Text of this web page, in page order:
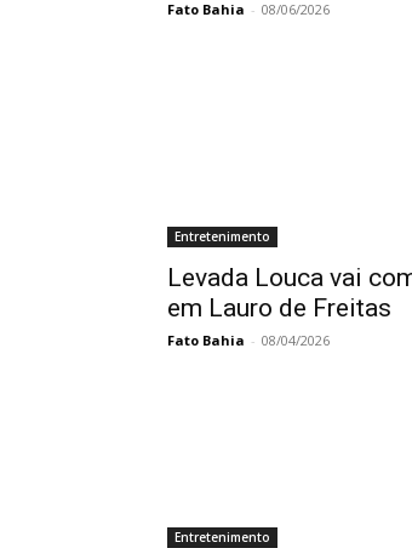
Fato Bahia - 08/06/2026
Entretenimento
Levada Louca vai
em Lauro de Freitas
Fato Bahia - 08/04/2026
Entretenimento